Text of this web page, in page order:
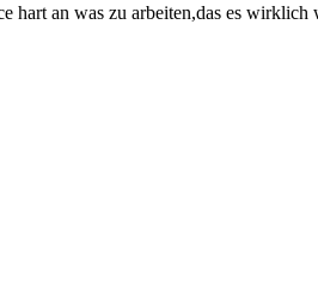
hart an was zu arbeiten,das es